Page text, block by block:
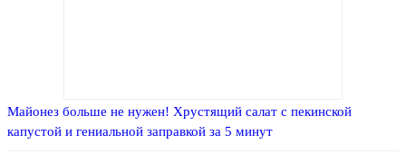
Майонез больше не нужен! Хрустящий салат с пекинской
капустой и гениальной заправкой за 5 минут